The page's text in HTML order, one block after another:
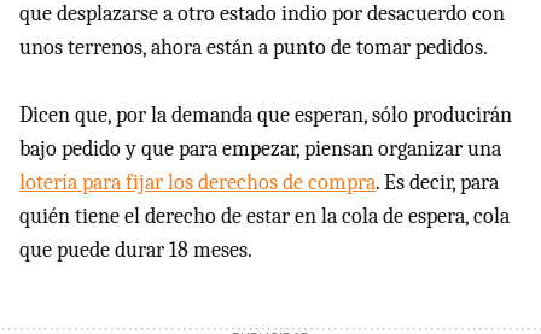
que desplazarse a otro estado indio por desacuerdo con
unos terrenos, ahora están a punto de tomar pedidos.
Dicen que, por la demanda que esperan, sólo producirán
bajo pedido y que para empezar, piensan organizar una
lotería para fijar los derechos de compra. Es decir, para
quién tiene el derecho de estar en la cola de espera, cola
que puede durar 18 meses.